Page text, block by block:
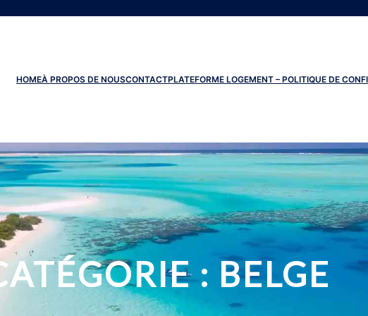
HOMEÀ PROPOS DE NOUSCONTACTPLATEFORME LOGEMENT – POLITIQUE DE
: BELGE